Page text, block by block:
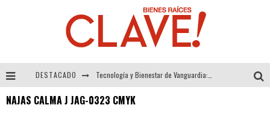
DESTACADO
NAJAS CALMA J JAG-0323 CMYK